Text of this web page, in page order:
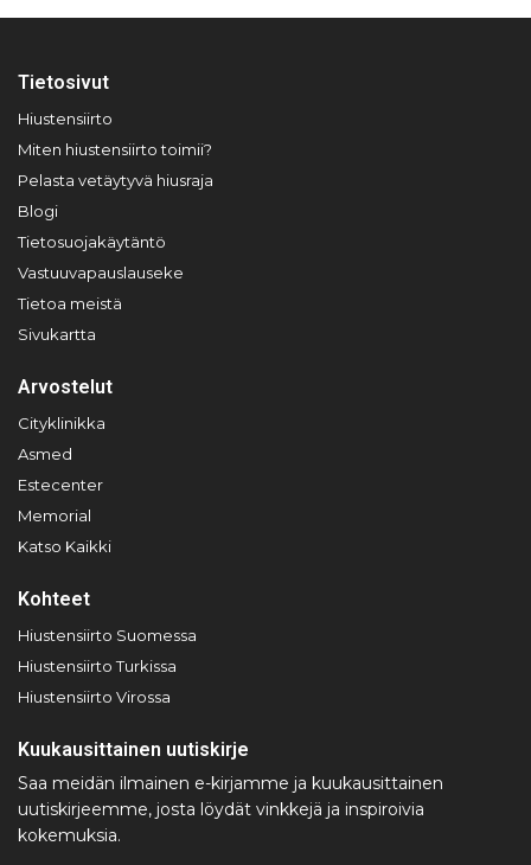
Tietosivut
Hiustensiirto
Miten hiustensiirto toimii?
Pelasta vetäytyvä hiusraja
Blogi
Tietosuojakäytäntö
Vastuuvapauslauseke
Tietoa meistä
Sivukartta
Arvostelut
Cityklinikka
Asmed
Estecenter
Memorial
Katso Kaikki
Kohteet
Hiustensiirto Suomessa
Hiustensiirto Turkissa
Hiustensiirto Virossa
Kuukausittainen uutiskirje
Saa meidän ilmainen e-kirjamme ja kuukausittainen
uutiskirjeemme, josta löydät vinkkejä ja inspiroivia
kokemuksia.